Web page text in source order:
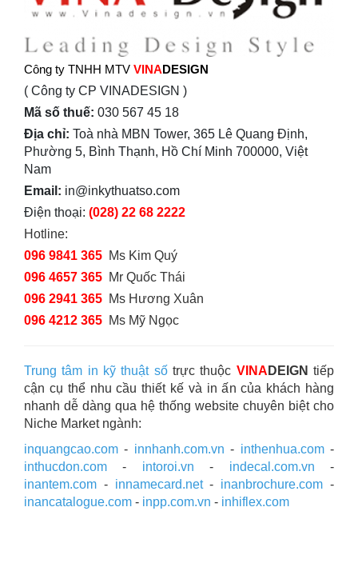
Công ty TNHH MTV VINADESIGN
( Công ty CP VINADESIGN )
Mã số thuế: 030 567 45 18
Địa chỉ: Toà nhà MBN Tower, 365 Lê Quang Định,
Phường 5, Bình Thạnh, Hồ Chí Minh 700000, Việt
Nam
Email: in@inkythuatso.com
Điện thoại: (028) 22 68 2222
Hotline:
096 9841 365 Ms Kim Quý
096 4657 365 Mr Quốc Thái
096 2941 365 Ms Hương Xuân
096 4212 365 Ms Mỹ Ngọc
Trung tâm in kỹ thuật sốtrực thuộc VINA DEIGN tiếp
cận cụ thể nhu cầu thiết kế và in ấn của khách hàng
nhanh dễ dàng qua hệ thống website chuyên biệt cho
Niche Market ngành:
inquangcao.com - innhanh.com.vn - inthenhua.com-
inthucdon.com - intoroi.vn - indecal.com.vn -
inantem.com - innamecard.net- inanbrochure.com -
inancatalogue.com - inpp.com.vn - inhiflex.com